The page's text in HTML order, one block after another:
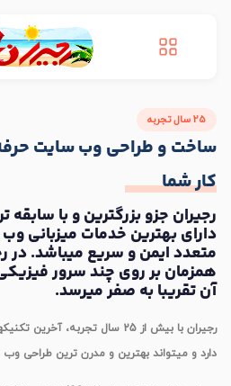
25 سال تجربه
ساخت و طراحی وب سایت
کار شما
رجيران جزو بزرگترين و با سابقه
دارای بهترين خدمات میزبانی
متعدد ایمن و سريع ميباشد. در
همزمان بر روي چند سرور
آن تقريبا به صفر ميرسد.
رجيران با بیش از 25 سال تجربه،
دارد و میتواند بهترين و مدرن ترين طراحی وب